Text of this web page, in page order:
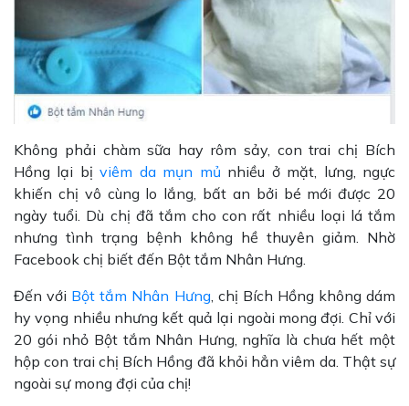
Không phải chàm sữa hay rôm sảy, con trai chị Bích
Hồng lại bịviêm da mụn mủ nhiều ở mặt, lưng, ngực
khiến chị vô cùng lo lắng, bất an bởi bé mới được 20
ngày tuổi. Dù chị đã tắm cho con rất nhiều loại lá tắm
nhưng tình trạng bệnh không hề thuyên giảm. Nhờ
Facebook chị biết đến Bột tắm Nhân Hưng.
Đến với Bột tắm Nhân Hưng, chị Bích Hồng không dám
hy vọng nhiều nhưng kết quả lại ngoài mong đợi. Chỉ với
20 gói nhỏ Bột tắm Nhân Hưng, nghĩa là chưa hết một
hộp con trai chị Bích Hồng đã khỏi hẳn viêm da. Thật sự
ngoài sự mong đợi của chị!